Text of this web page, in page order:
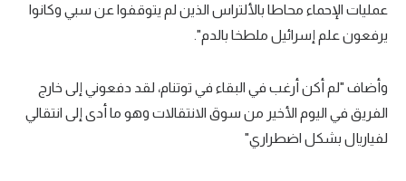
كويز في الجول
عمليات الإحماء محاطا بالألتراس الذين لم يتوقفوا عن سبي وكانوا
يرفعون علم إسرائيل ملطخا بالدم".
وأضاف "لم أكن أرغب في البقاء في توتنام، لقد دفعوني إلى خارج
الفريق في اليوم الأخير من سوق الانتقالات وهو ما أدى إلى انتقالي
لفياريال بشكل اضطراري"